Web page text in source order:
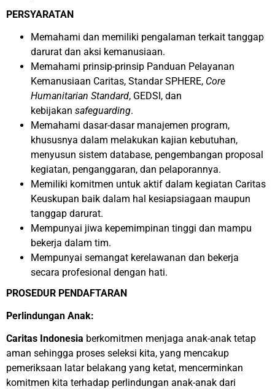
PERSYARATAN
Memahami dan memiliki pengalaman terkait tanggap
darurat dan aksi kemanusiaan.
Memahami prinsip-prinsip Panduan Pelayanan
Kemanusiaan Caritas, Standar SPHERE, Core
Humanitarian Standard, GEDSI, dan
kebijakan safeguarding.
Memahami dasar-dasar manajemen program,
khususnya dalam melakukan kajian kebutuhan,
menyusun sistem database, pengembangan proposal
kegiatan, penganggaran, dan pelaporannya.
Memiliki komitmen untuk aktif dalam kegiatan Caritas
Keuskupan baik dalam hal kesiapsiagaan maupun
tanggap darurat.
Mempunyai jiwa kepemimpinan tinggi dan mampu
bekerja dalam tim.
Mempunyai semangat kerelawanan dan bekerja
secara profesional dengan hati.
PROSEDUR PENDAFTARAN
Perlindungan Anak:
Caritas Indonesia berkomitmen menjaga anak-anak tetap
aman sehingga proses seleksi kita, yang mencakup
pemeriksaan latar belakang yang ketat, mencerminkan
komitmen kita terhadap perlindungan anak-anak dari